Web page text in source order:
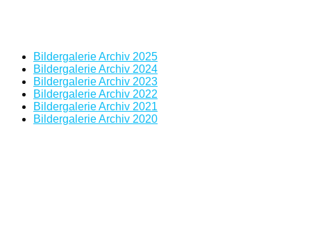
Bildergalerie Archiv 2025
Bildergalerie Archiv 2024
Bildergalerie Archiv 2023
Bildergalerie Archiv 2022
Bildergalerie Archiv 2021
Bildergalerie Archiv 2020